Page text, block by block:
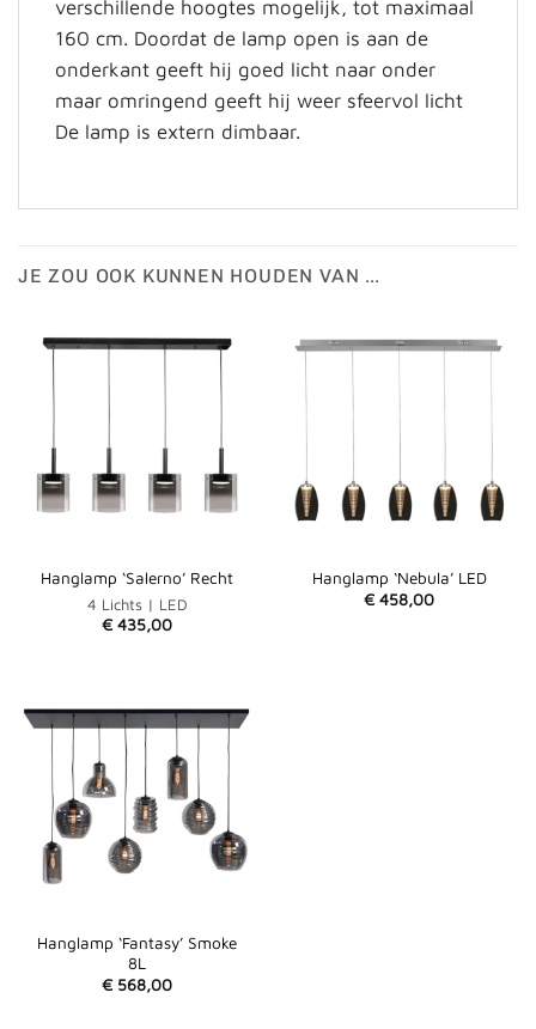
verschillende hoogtes mogelijk, tot maximaal
160 cm. Doordat de lamp open is aan de
onderkant geeft hij goed licht naar onder
maar omringend geeft hij weer sfeervol licht
De lamp is extern dimbaar.
JE ZOU OOK KUNNEN HOUDEN VAN …
Hanglamp ‘Salerno’ Recht
4 Lichts | LED
€ 435,00
Hanglamp ‘Nebula’ LED
€ 458,00
Hanglamp ‘Fantasy’ Smoke
8L
€ 568,00